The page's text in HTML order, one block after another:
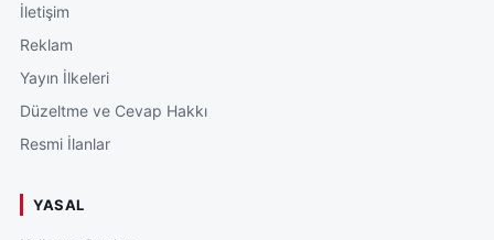
İletişim
Reklam
Yayın İlkeleri
Düzeltme ve Cevap Hakkı
Resmi İlanlar
YASAL